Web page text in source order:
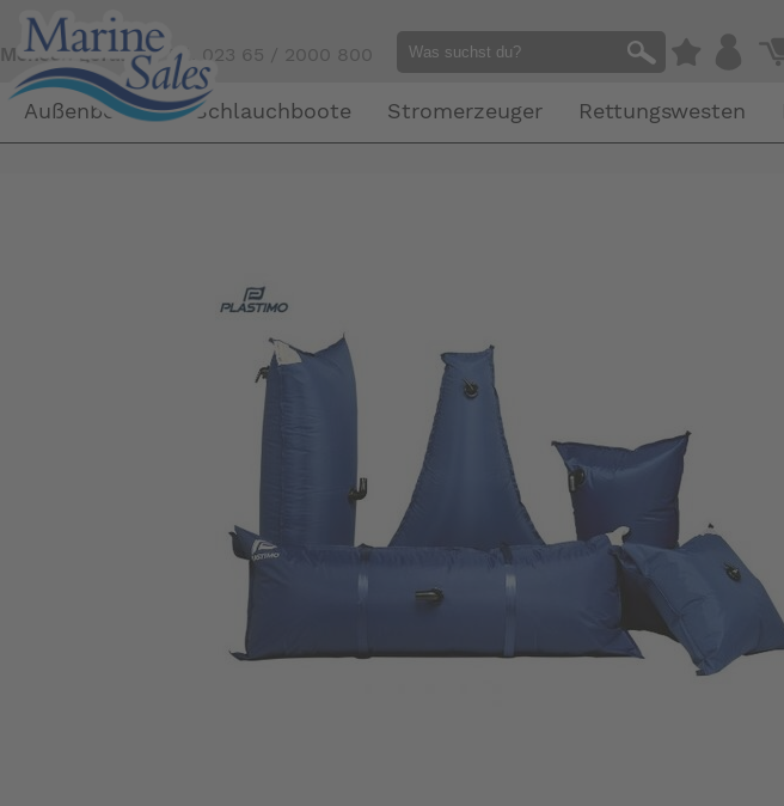
Mensch gefällig?Tel. 023 65 / 2000 800
Außenborder Schlauchboote Stromerzeuger Rettungswesten